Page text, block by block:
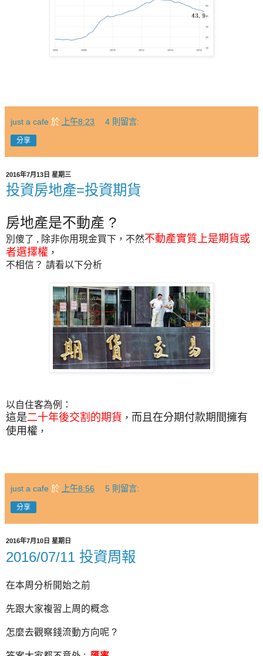
just a cafe 於 上午8:23 4 則留言:
分享
2016年7月13日 星期三
投資房地產=投資期貨
房地產是不動產 ?
別傻了 , 除非你用現金買下 ， 不然不動產實質上是期貨或
者選擇權 ，
不相信 ？ 請看以下分析
以自住客為例：
這是二十年後交割的期貨 ， 而且在分期付款期間擁有
使用權 ，
just a cafe 於 上午8:56 5 則留言:
分享
2016年7月10日 星期日
2016/07/11 投資周報
在本周分析開始之前
先跟大家複習上周的概念
怎麼去觀察錢流動方向呢 ?